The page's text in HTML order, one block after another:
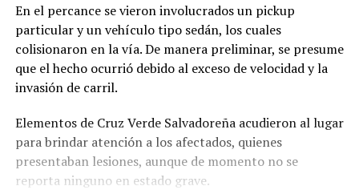
En el percance se vieron involucrados un pickup
particular y un vehículo tipo sedán, los cuales
colisionaron en la vía. De manera preliminar, se presume
que el hecho ocurrió debido al exceso de velocidad y la
invasión de carril.
Elementos de Cruz Verde Salvadoreña acudieron al lugar
para brindar atención a los afectados, quienes
presentaban lesiones, aunque de momento no se
reporta ninguno en estado grave.